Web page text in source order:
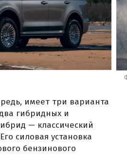
имеет три варианта
гибридных и
— классический
силовая установка
бензинового